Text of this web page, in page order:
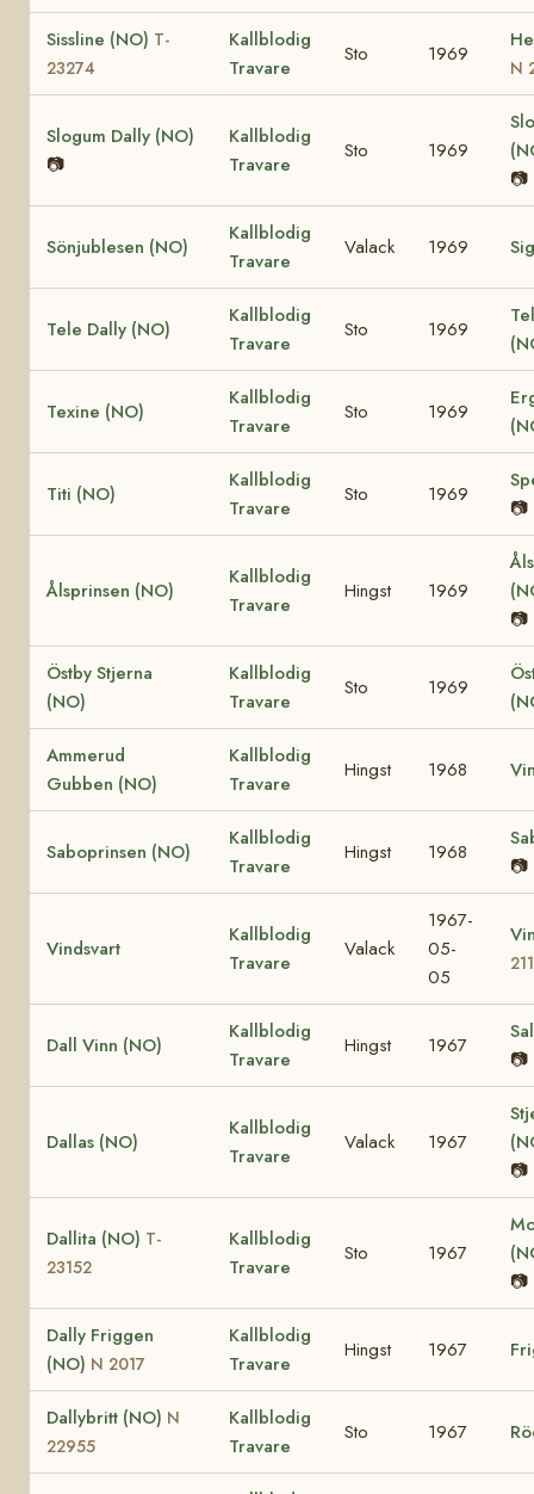
Sissline (NO) T-
23274
Kallblodig
Travare
Sto 1969
N
Slogum Dally (NO)
📷
Kallblodig
Travare
Sto 1969
📷
Sönjublesen (NO)
Kallblodig
Travare
Valack 1969
Tele Dally (NO)
Kallblodig
Travare
Sto 1969
Texine (NO)
Kallblodig
Travare
Sto 1969
Titi (NO)
Kallblodig
Travare
Sto 1969
📷
Ålsprinsen (NO)
Kallblodig
Travare
Hingst 1969
📷
Östby Stjerna
(NO)
Kallblodig
Travare
Sto 1969
Ammerud
Gubben (NO)
Kallblodig
Travare
Hingst 1968
Saboprinsen (NO)
Kallblodig
Travare
Hingst 1968
📷
Vindsvart
Kallblodig
Travare
Valack
1967-
05-
05
211
Dall Vinn (NO)
Kallblodig
Travare
Hingst 1967
📷
Dallas (NO)
Kallblodig
Travare
Valack 1967
📷
Dallita (NO) T-
23152
Kallblodig
Travare
Sto 1967
📷
Dally Friggen
(NO) N 2017
Kallblodig
Travare
Hingst 1967
Dallybritt (NO) N
22955
Kallblodig
Travare
Sto 1967